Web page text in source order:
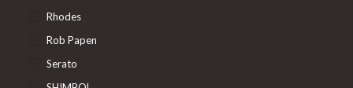
Rhodes
Rob Papen
Serato